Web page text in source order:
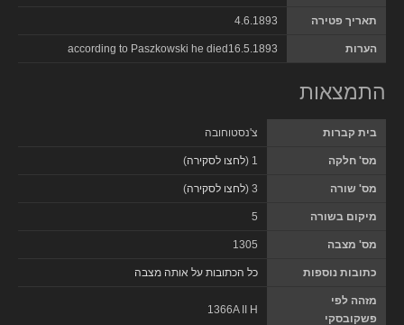
תאריך פטירה 4.6.1893
הערות according to Paszkowski he died16.5.1893
התמצאות
בית קברות צ'נסטוחובה
מס' חלקה 1 ( לחצו לסקירה)
מס' שורה 3 ( לחצו לסקירה)
מיקום בשורה 5
מס' מצבה 1305
כתובות נוספות כל הכתובות על אותה מצבה
מזהה לפי
פשקובסקי
1366A II H